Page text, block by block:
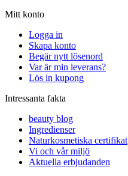
Mitt konto
Logga in
Skapa konto
Begär nytt lösenord
Var är min leverans?
Lös in kupong
Intressanta fakta
beauty blog
Ingredienser
Naturkosmetiska certifikat
Vi och vår miljö
Aktuella erbjudanden